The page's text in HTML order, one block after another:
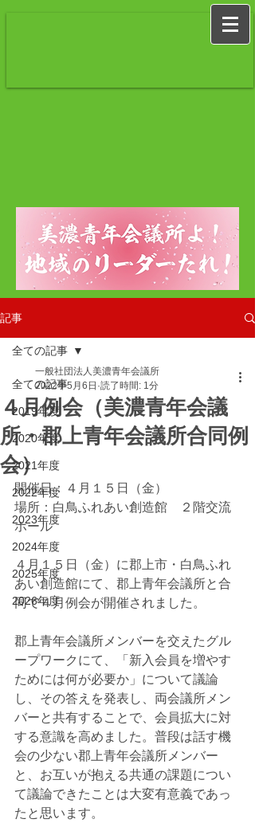
記事
全ての記事
2019年度
2020年度
2021年度
2022年度
2023年度
2024年度
2025年度
2026年度
全ての記事
４月例会（美濃青年会議
所・郡上青年会議所合同例
会）
一般社団法人美濃青年会議所
2022年5月6日 読了時間: 1分
開催日：４月１５日（金）
場所：白鳥ふれあい創造館　２階交流
ホール
４月１５日（金）に郡上市・白鳥ふれ
あい創造館にて、郡上青年会議所と合
同で４月例会が開催されました。
郡上青年会議所メンバーを交えたグル
ープワークにて、「新入会員を増やす
ためには何が必要か」について議論
し、その答えを発表し、両会議所メン
バーと共有することで、会員拡大に対
する意識を高めました。普段は話す機
会の少ない郡上青年会議所メンバー
と、お互いが抱える共通の課題につい
て議論できたことは大変有意義であっ
たと思います。